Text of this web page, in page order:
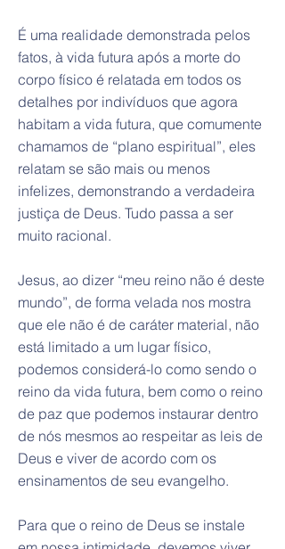
É uma realidade demonstrada pelos
fatos, à vida futura após a morte do
corpo físico é relatada em todos os
detalhes por indivíduos que agora
habitam a vida futura, que comumente
chamamos de “plano espiritual”, eles
relatam se são mais ou menos
infelizes, demonstrando a verdadeira
justiça de Deus. Tudo passa a ser
muito racional.
Jesus, ao dizer “meu reino não é deste
mundo”, de forma velada nos mostra
que ele não é de caráter material, não
está limitado a um lugar físico,
podemos considerá-lo como sendo o
reino da vida futura, bem como o reino
de paz que podemos instaurar dentro
de nós mesmos ao respeitar as leis de
Deus e viver de acordo com os
ensinamentos de seu evangelho.
Para que o reino de Deus se instale